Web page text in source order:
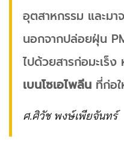
อุตสาหกรรม และมา
นอกจากปล่อยฝุ่น
ไปด้วยสารก่อมะเร็
เบนโซเอไพลีน ที่ก่อใ
ศ.ศิวัช พงษ์เพียจันทร์